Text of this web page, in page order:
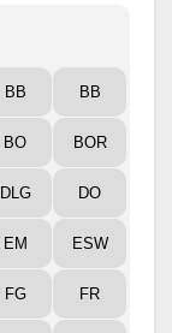
BB BB
BO BOR
DLG DO
EM ESW
FG FR